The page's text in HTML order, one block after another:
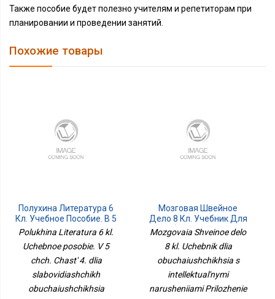
Также пособие будет полезно учителям и репетиторам при
планировании и проведении занятий.
Похожие товары
Полухина Литература 6
Кл. Учебное Пособие. В 5
Чч. Часть 4. Для
Обучающихся Коровина
Polukhina Literatura 6 kl.
Uchebnoe posobie. V 5
chch. Chast' 4. dlia
slabovidiashchikh
obuchaiushchikhsia
Мозговая Швейное
Дело 8 Кл. Учебник Для
Обучающихся С
Интеллектуальными
Нарушениями
Приложение 1
Mozgovaia Shveinoe delo
8 kl. Uchebnik dlia
obuchaiushchikhsia s
intellektual'nymi
narusheniiami Prilozhenie